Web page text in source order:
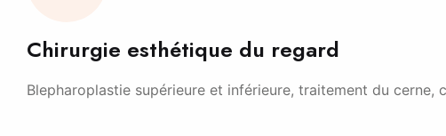
Chirurgie esthétique du regard
Blepharoplastie supérieure et inférieure, traitement du cerne,